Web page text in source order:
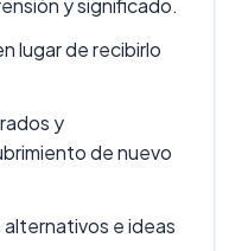
lugar de recibirlo
y
de nuevo
e ideas